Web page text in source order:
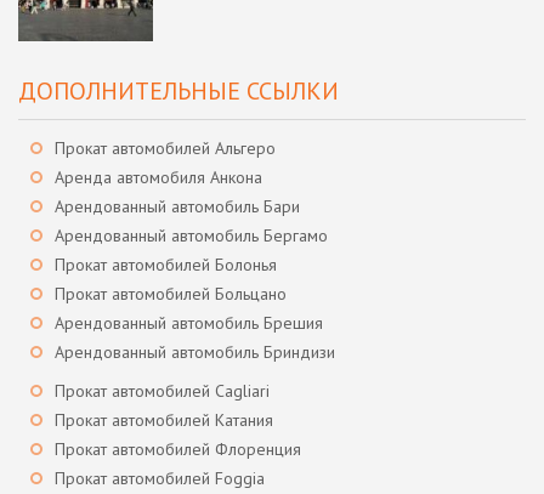
ДОПОЛНИТЕЛЬНЫЕ ССЫЛКИ
Прокат автомобилей Альгеро
Аренда автомобиля Анкона
Арендованный автомобиль Бари
Арендованный автомобиль Бергамо
Прокат автомобилей Болонья
Прокат автомобилей Больцано
Арендованный автомобиль Брешия
Арендованный автомобиль Бриндизи
Прокат автомобилей Cagliari
Прокат автомобилей Катания
Прокат автомобилей Флоренция
Прокат автомобилей Foggia